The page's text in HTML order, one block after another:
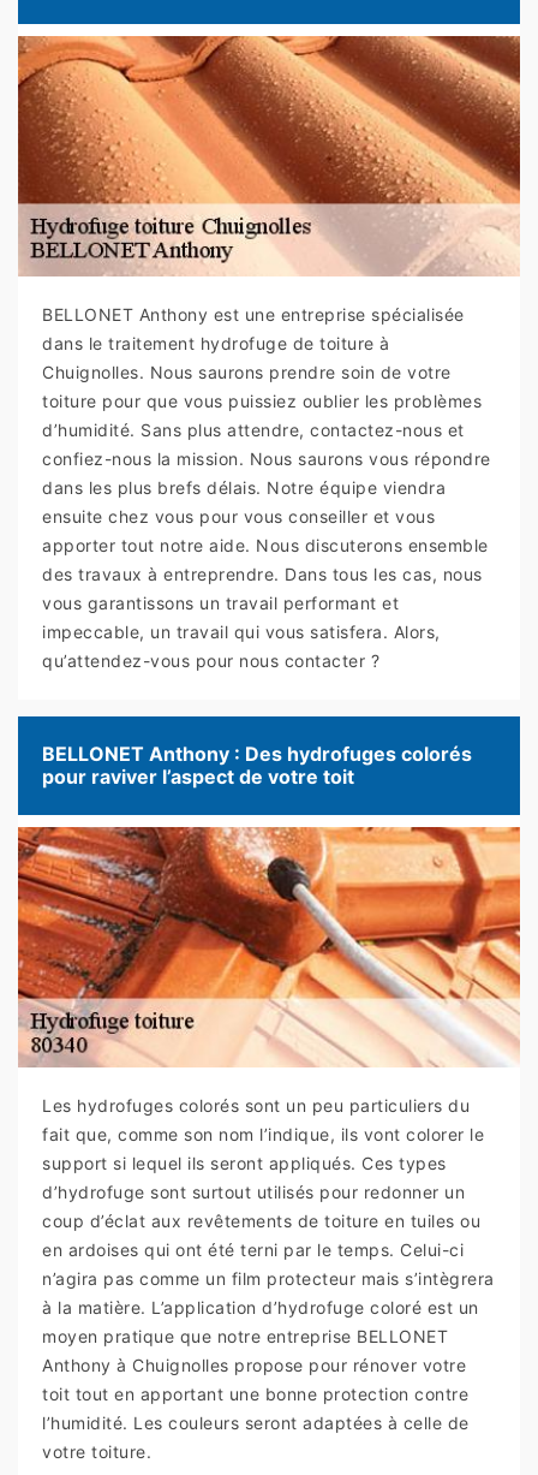
BELLONET Anthony est une entreprise spécialisée
dans le traitement hydrofuge de toiture à
Chuignolles. Nous saurons prendre soin de votre
toiture pour que vous puissiez oublier les problèmes
d’humidité. Sans plus attendre, contactez-nous et
confiez-nous la mission. Nous saurons vous répondre
dans les plus brefs délais. Notre équipe viendra
ensuite chez vous pour vous conseiller et vous
apporter tout notre aide. Nous discuterons ensemble
des travaux à entreprendre. Dans tous les cas, nous
vous garantissons un travail performant et
impeccable, un travail qui vous satisfera. Alors,
qu’attendez-vous pour nous contacter ?
BELLONET Anthony : Des hydrofuges colorés
pour raviver l’aspect de votre toit
Les hydrofuges colorés sont un peu particuliers du
fait que, comme son nom l’indique, ils vont colorer le
support si lequel ils seront appliqués. Ces types
d’hydrofuge sont surtout utilisés pour redonner un
coup d’éclat aux revêtements de toiture en tuiles ou
en ardoises qui ont été terni par le temps. Celui-ci
n’agira pas comme un film protecteur mais s’intègrera
à la matière. L’application d’hydrofuge coloré est un
moyen pratique que notre entreprise BELLONET
Anthony à Chuignolles propose pour rénover votre
toit tout en apportant une bonne protection contre
l’humidité. Les couleurs seront adaptées à celle de
votre toiture.